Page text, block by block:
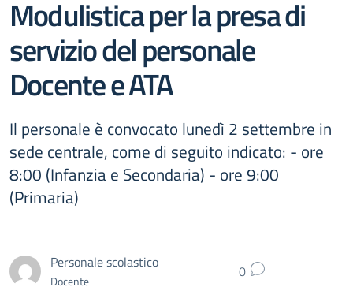
Modulistica per la presa di
servizio del personale
Docente e ATA
Il personale è convocato lunedì 2 settembre in
sede centrale, come di seguito indicato: - ore
8:00 (Infanzia e Secondaria) - ore 9:00
(Primaria)
Personale scolastico
Docente 0